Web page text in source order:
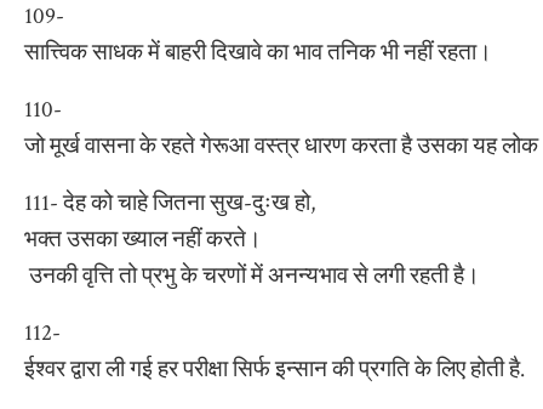
109-
सात्त्विक साधक में बाहरी दिखावे का भाव तनिक भी नहीं रहता।
110-
जो मूर्ख वासना के रहते गेरूआ वस्त्र धारण करता है उसका यह लोक
111- देह को चाहे जितना सुख-दुःख हो,
भक्त उसका ख्याल नहीं करते।
उनकी वृत्ति तो प्रभु के चरणों में अनन्यभाव से लगी रहती है।
112-
ईश्वर द्वारा ली गई हर परीक्षा सिर्फ इन्सान की प्रगति के लिए होती है.